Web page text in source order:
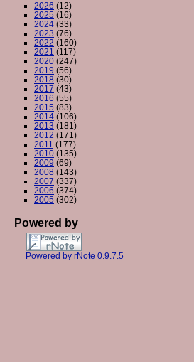
2026 (12)
2025 (16)
2024 (33)
2023 (76)
2022 (160)
2021 (117)
2020 (247)
2019 (56)
2018 (30)
2017 (43)
2016 (55)
2015 (83)
2014 (106)
2013 (181)
2012 (171)
2011 (177)
2010 (135)
2009 (69)
2008 (143)
2007 (337)
2006 (374)
2005 (302)
Powered by
Powered by rNote 0.9.7.5